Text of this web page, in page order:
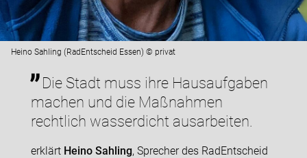
Heino Sahling (RadEntscheid Essen) © privat
Die Stadt muss ihre Hausaufgaben
machen und die Maßnahmen
rechtlich wasserdicht ausarbeiten.
erklärt Heino Sahling, Sprecher des RadEntscheid